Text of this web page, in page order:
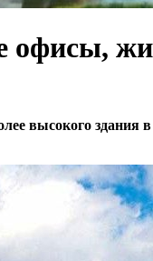
офисы,
высокого здания